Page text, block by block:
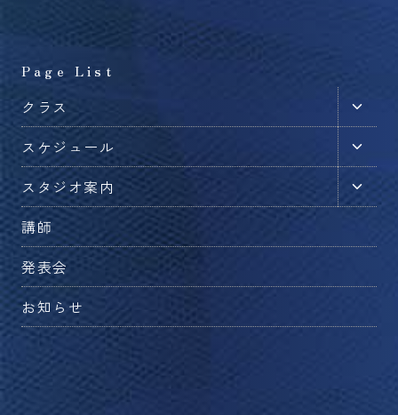
Page List
クラス
子
メ
ニ
ュ
ー
切
替
スケジュール
子
メ
ニ
ュ
切
替
スタジオ案内
子
メ
ュ
切
講師
発表会
お知らせ